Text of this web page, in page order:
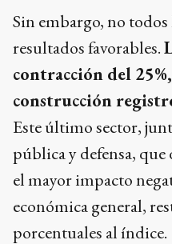
Sin embargo, no
resultados favorables.
contracción del
construcción
Este último sector,
pública y defensa,
el mayor impacto
económica general,
porcentuales al índice.